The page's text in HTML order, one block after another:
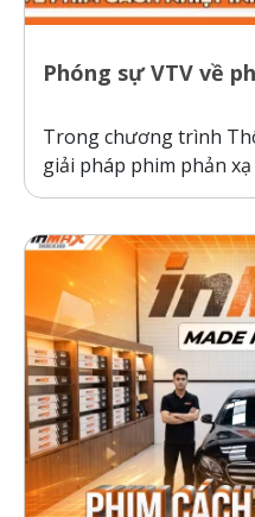
Phóng sự VTV về
Trong chương trình
giải pháp phim phản
thiệu như một bước
nóng gay gắt. Thực tế